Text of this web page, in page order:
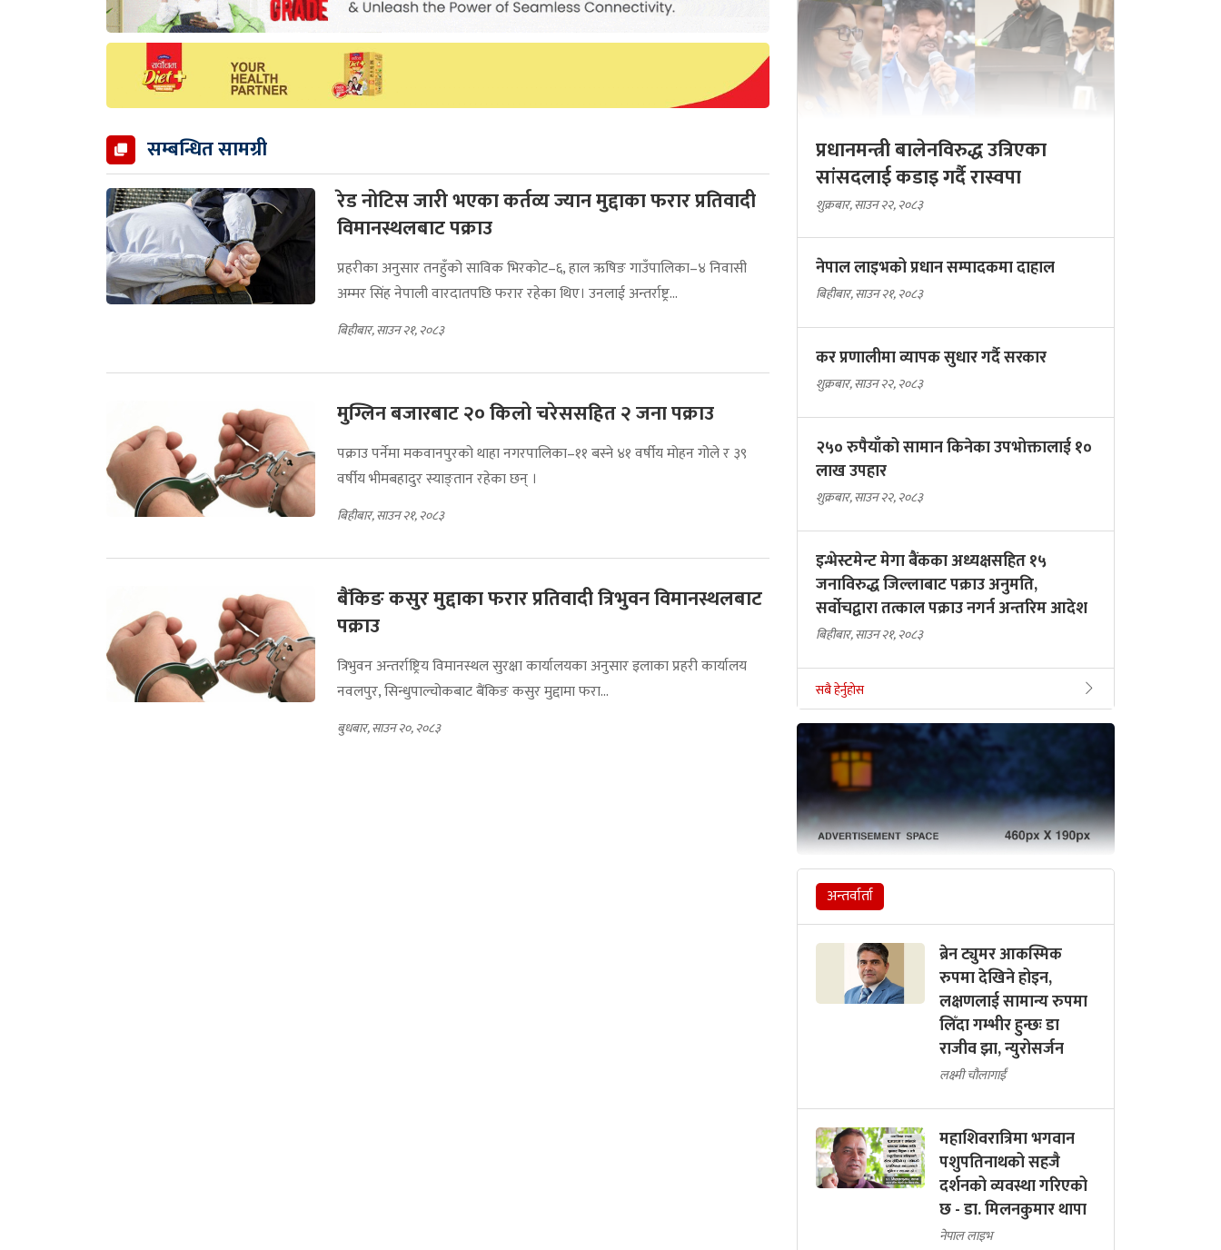
सम्बन्धित सामग्री
रेड नोटिस जारी भएका कर्तव्य ज्यान मुद्दाका फरार प्रतिवादी
विमानस्थलबाट पक्राउ
प्रहरीका अनुसार तनहुँको साविक भिरकोट–६, हाल ऋषिङ गाउँपालिका–४ निवासी
अम्मर सिंह नेपाली वारदातपछि फरार रहेका थिए। उनलाई अन्तर्राष्ट्र...
बिहीबार, साउन २१, २०८३
मुग्लिन बजारबाट २० किलो चरेससहित २ जना पक्राउ
पक्राउ पर्नेमा मकवानपुरको थाहा नगरपालिका–११ बस्ने ४१ वर्षीय मोहन गोले र ३९
वर्षीय भीमबहादुर स्याङ्तान रहेका छन् ।
बिहीबार, साउन २१, २०८३
बैंकिङ कसुर मुद्दाका फरार प्रतिवादी त्रिभुवन विमानस्थलबाट
पक्राउ
त्रिभुवन अन्तर्राष्ट्रिय विमानस्थल सुरक्षा कार्यालयका अनुसार इलाका प्रहरी कार्यालय
नवलपुर, सिन्धुपाल्चोकबाट बैंकिङ कसुर मुद्दामा फरा...
बुधबार, साउन २०, २०८३
प्रधानमन्त्री बालेनविरुद्ध उत्रिएका
सांसदलाई कडाइ गर्दै रास्वपा
शुक्रबार, साउन २२, २०८३
नेपाल लाइभको प्रधान सम्पादकमा दाहाल
बिहीबार, साउन २१, २०८३
कर प्रणालीमा व्यापक सुधार गर्दै सरकार
शुक्रबार, साउन २२, २०८३
२५० रुपैयाँको सामान किनेका उपभोक्तालाई १०
लाख उपहार
शुक्रबार, साउन २२, २०८३
इन्भेस्टमेन्ट मेगा बैंकका अध्यक्षसहित १५
जनाविरुद्ध जिल्लाबाट पक्राउ अनुमति,
सर्वोचद्वारा तत्काल पक्राउ नगर्न अन्तरिम आदेश
बिहीबार, साउन २१, २०८३
सबै हेर्नुहोस
अन्तर्वार्ता
ब्रेन ट्युमर आकस्मिक
रुपमा देखिने होइन,
लक्षणलाई सामान्य रुपमा
लिँदा गम्भीर हुन्छः डा
राजीव झा, न्युरोसर्जन
लक्ष्मी चौलागाईं
महाशिवरात्रिमा भगवान
पशुपतिनाथको सहजै
दर्शनको व्यवस्था गरिएको
छ - डा. मिलनकुमार थापा
नेपाल लाइभ